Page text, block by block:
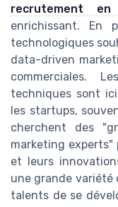
recrutement en
enrichissant. En
technologiques
data-driven
commerciales.
techniques sont
les startups,
cherchent des
marketing experts"
et leurs
une grande variété
talents de se